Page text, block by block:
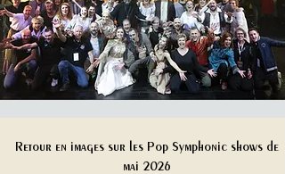
Retour en images sur les Pop Symphonic shows de
mai 2026